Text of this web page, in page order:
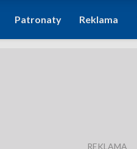
Patronaty Reklama